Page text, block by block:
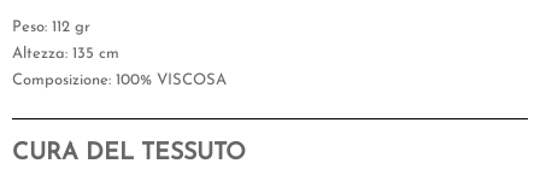
Peso: 112 gr
Altezza: 135 cm
Composizione: 100% VISCOSA
CURA DEL TESSUTO